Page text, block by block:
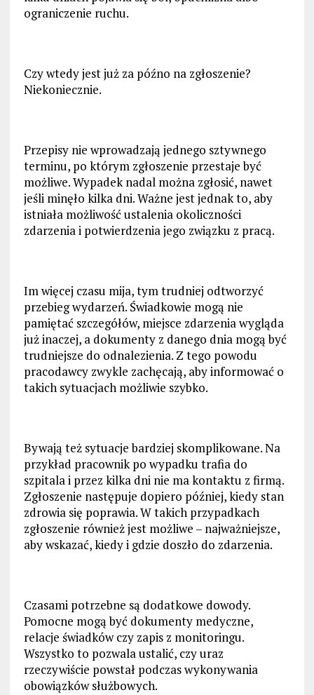
ograniczenie ruchu.
Czy wtedy jest już za późno na zgłoszenie?
Niekoniecznie.
Przepisy nie wprowadzają jednego sztywnego
terminu, po którym zgłoszenie przestaje być
możliwe. Wypadek nadal można zgłosić, nawet
jeśli minęło kilka dni. Ważne jest jednak to, aby
istniała możliwość ustalenia okoliczności
zdarzenia i potwierdzenia jego związku z pracą.
Im więcej czasu mija, tym trudniej odtworzyć
przebieg wydarzeń. Świadkowie mogą nie
pamiętać szczegółów, miejsce zdarzenia wygląda
już inaczej, a dokumenty z danego dnia mogą być
trudniejsze do odnalezienia. Z tego powodu
pracodawcy zwykle zachęcają, aby informować o
takich sytuacjach możliwie szybko.
Bywają też sytuacje bardziej skomplikowane. Na
przykład pracownik po wypadku trafia do
szpitala i przez kilka dni nie ma kontaktu z firmą.
Zgłoszenie następuje dopiero później, kiedy stan
zdrowia się poprawia. W takich przypadkach
zgłoszenie również jest możliwe – najważniejsze,
aby wskazać, kiedy i gdzie doszło do zdarzenia.
Czasami potrzebne są dodatkowe dowody.
Pomocne mogą być dokumenty medyczne,
relacje świadków czy zapis z monitoringu.
Wszystko to pozwala ustalić, czy uraz
rzeczywiście powstał podczas wykonywania
obowiązków służbowych.